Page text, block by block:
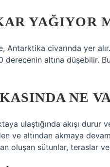
YAĞIYOR
Antarktika civarında yer
derecenin altına düşebilir.
NE
ulaştığında akışı durur
ve altından akmaya
oluşan sütunlar, teraslar